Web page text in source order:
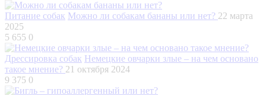
Питание собак Можно ли собакам бананы или нет? 22 марта
2025
5 655 0
Дрессировка собак Немецкие овчарки злые – на чем основано
такое мнение? 21 октября 2024
9 375 0